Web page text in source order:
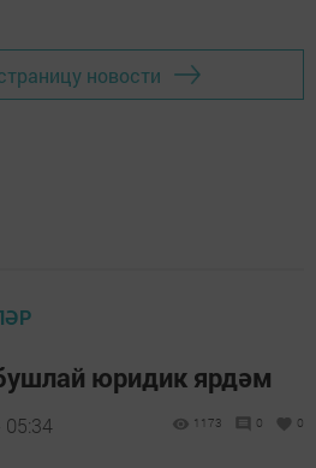
новости
юридик ярдәм
05:34 1173 0 0